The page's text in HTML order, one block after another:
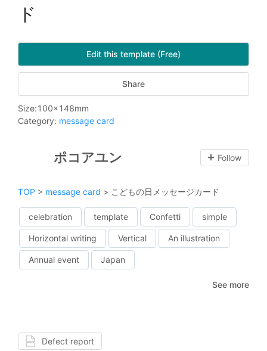
ド
Edit this template (Free)
Share
Size:100x148mm
Category: message card
ポコアユン Follow
TOP > message card > こどもの日メッセージカード
celebration template Confetti simple
Horizontal writing Vertical An illustration
Annual event Japan
See more
Defect report